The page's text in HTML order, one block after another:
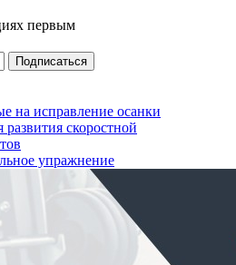
первым
на исправление осанки
скоростной
упражнение